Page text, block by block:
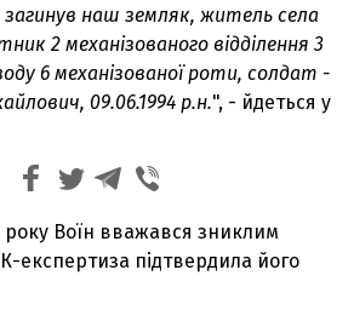
загинув наш земляк, житель села
2 механізованого відділення 3
6 механізованої роти, солдат -
09.06.1994 р.н.", - йдеться у
року Воїн вважався зниклим
експертиза підтвердила його